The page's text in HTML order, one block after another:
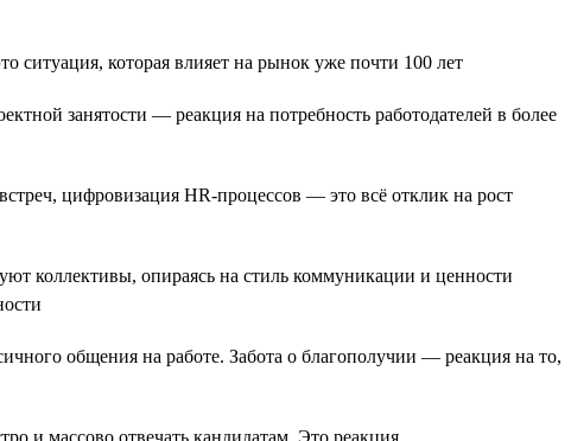
которая влияет на рынок уже почти 100 лет
занятости — реакция на потребность работодателей в более
цифровизация HR-процессов — это всё отклик на рост
коллективы, опираясь на стиль коммуникации и ценности
общения на работе. Забота о благополучии — реакция на то,
и массово отвечать кандидатам. Это реакция